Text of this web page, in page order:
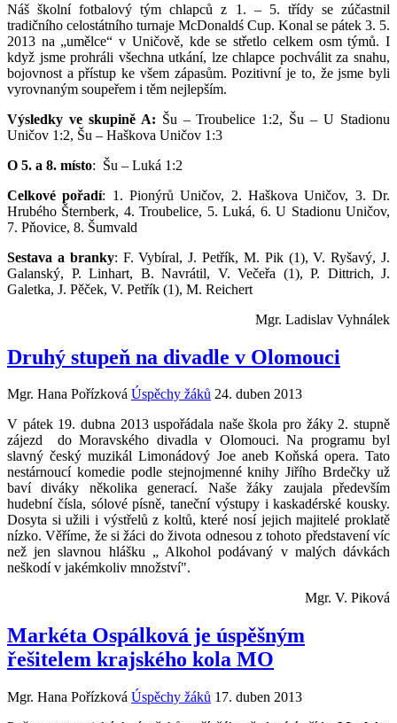
Náš školní fotbalový tým chlapců z 1. – 5. třídy se zúčastnil
tradičního celostátního turnaje McDonaldś Cup. Konal se pátek 3. 5.
2013 na „umělce“ v Uničově, kde se střetlo celkem osm týmů. I
když jsme prohráli všechna utkání, lze chlapce pochválit za snahu,
bojovnost a přístup ke všem zápasům. Pozitivní je to, že jsme byli
vyrovnaným soupeřem i těm nejlepším.
Výsledky ve skupině A: Šu – Troubelice 1:2, Šu – U Stadionu
Uničov 1:2, Šu – Haškova Uničov 1:3
O 5. a 8. místo: Šu – Luká 1:2
Celkové pořadí: 1. Pionýrů Uničov, 2. Haškova Uničov, 3. Dr.
Hrubého Šternberk, 4. Troubelice, 5. Luká, 6. U Stadionu Uničov,
7. Pňovice, 8. Šumvald
Sestava a branky: F. Vybíral, J. Petřík, M. Pik (1), V. Ryšavý, J.
Galanský, P. Linhart, B. Navrátil, V. Večeřa (1), P. Dittrich, J.
Galetka, J. Pěček, V. Petřík (1), M. Reichert
Mgr. Ladislav Vyhnálek
Druhý stupeň na divadle v Olomouci
Mgr. Hana Pořízková Úspěchy žáků 24. duben 2013
V pátek 19. dubna 2013 uspořádala naše škola pro žáky 2. stupně
zájezd do Moravského divadla v Olomouci. Na programu byl
slavný český muzikál Limonádový Joe aneb Koňská opera. Tato
nestárnoucí komedie podle stejnojmenné knihy Jiřího Brdečky už
baví diváky několika generací. Naše žáky zaujala především
hudební čísla, sólové písně, taneční výstupy i kaskadérské kousky.
Dosyta si užili i výstřelů z koltů, které nosí jejich majitelé proklatě
nízko. Věříme, že si žáci do života odnesou z tohoto představení víc
než jen slavnou hlášku „ Alkohol podávaný v malých dávkách
neškodí v jakémkoliv množství".
Mgr. V. Piková
Markéta Ospálková je úspěšným
řešitelem krajského kola MO
Mgr. Hana Pořízková Úspěchy žáků 17. duben 2013